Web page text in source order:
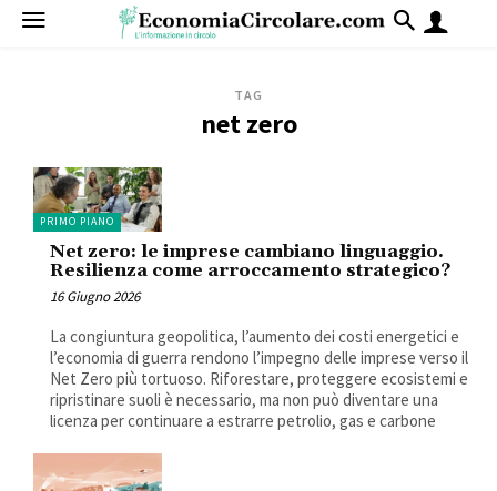
TAG
net zero
PRIMO PIANO
Net zero: le imprese cambiano linguaggio.
Resilienza come arroccamento strategico?
16 Giugno 2026
La congiuntura geopolitica, l’aumento dei costi energetici e
l’economia di guerra rendono l’impegno delle imprese verso il
Net Zero più tortuoso. Riforestare, proteggere ecosistemi e
ripristinare suoli è necessario, ma non può diventare una
licenza per continuare a estrarre petrolio, gas e carbone